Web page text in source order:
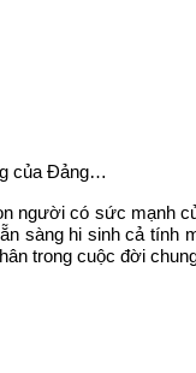
của Đảng…
người có sức mạnh
sàng hi sinh cả tính
trong cuộc đời